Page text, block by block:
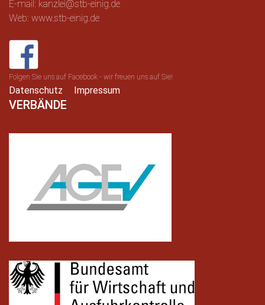
E-mail: kanzlei@stb-einig.de
Web: www.stb-einig.de
Folgen Sie uns auf Facebook - wir freuen uns auf Sie!
Datenschutz Impressum
VERBÄNDE